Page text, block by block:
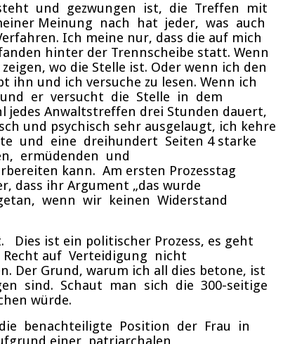
steht und gezwungen ist, die Treffen mit
Meinung nach hat jeder, was auch
Ich meine nur, dass die auf mich
hinter der Trennscheibe statt. Wenn
wo die Stelle ist. Oder wenn ich den
ihn und ich versuche zu lesen. Wenn ich
und er versucht die Stelle in dem
Anwaltstreffen drei Stunden dauert,
und psychisch sehr ausgelaugt, ich kehre
und eine dreihundert Seiten 4 starke
ermüdenden und
kann. Am ersten Prozesstag
dass ihr Argument „das wurde
wenn wir keinen Widerstand
Dies ist ein politischer Prozess, es geht
Recht auf Verteidigung nicht
Grund, warum ich all dies betone, ist
sind. Schaut man sich die 300-seitige
würde.
benachteiligte Position der Frau in